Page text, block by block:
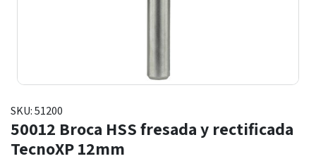
SKU: 51200
50012 Broca HSS fresada y rectificada
TecnoXP 12mm